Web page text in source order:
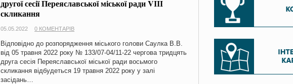
другої сесії Переяславської міської ради VІІІ
скликання
05.05.2022 0 КОМЕНТАРІВ
Відповідно до розпорядження міського голови Саулка В.В.
від 05 травня 2022 року № 133/07-04/11-22 чергова тридцять
друга сесія Переяславської міської ради восьмого
скликання відбудеться 19 травня 2022 року у залі
засідань…